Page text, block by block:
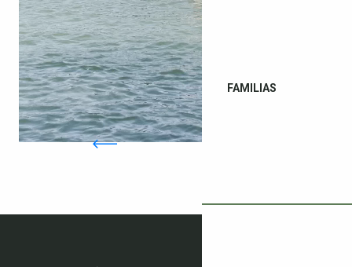
FAMILIAS